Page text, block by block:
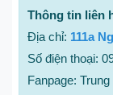
Thông tin liên
Địa chỉ: 111a
Số điện thoại:
Fanpage: